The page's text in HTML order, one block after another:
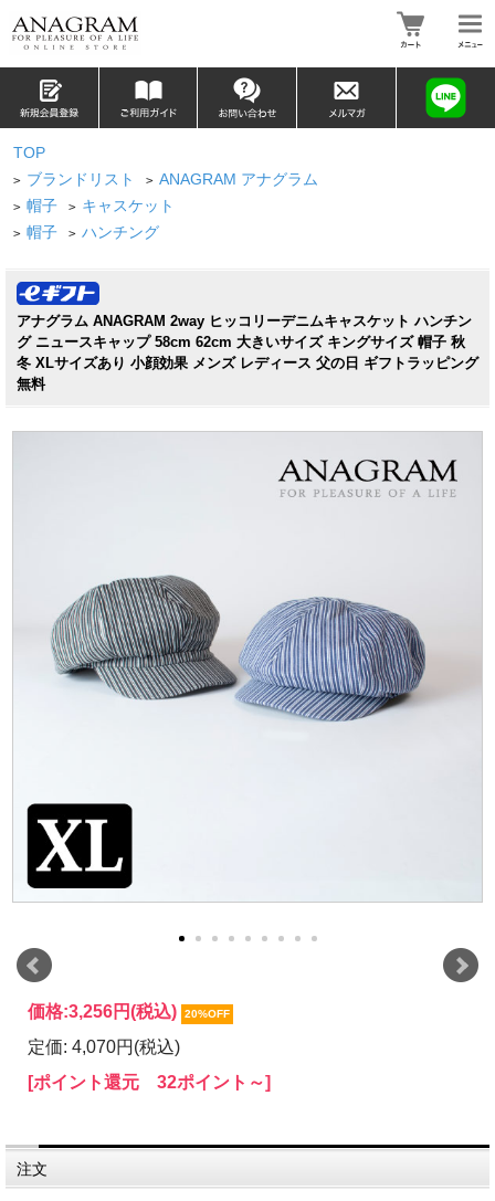
TOP
> ブランドリスト > ANAGRAM アナグラム
> 帽子 > キャスケット
> 帽子 > ハンチング
アナグラム ANAGRAM 2way ヒッコリーデニムキャスケット ハンチン
グ ニュースキャップ 58cm 62cm 大きいサイズ キングサイズ 帽子 秋
冬 XLサイズあり 小顔効果 メンズ レディース 父の日 ギフトラッピング
無料
価格:3,256円(税込) 20%OFF
定価: 4,070円(税込)
[ポイント還元 32ポイント～]
注文